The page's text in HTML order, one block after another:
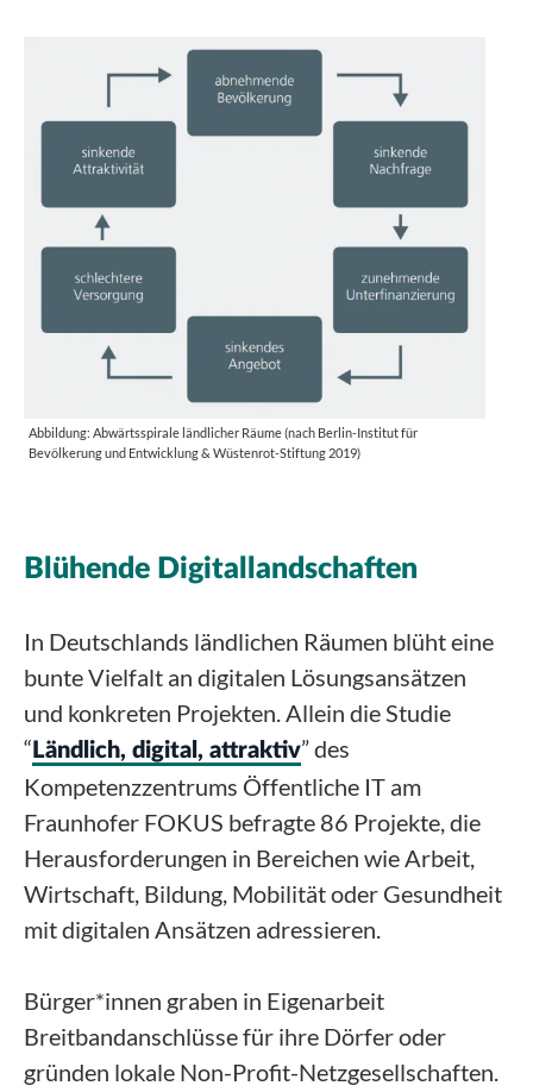
Abbildung: Abwärtsspirale ländlicher Räume (nach Berlin-Institut für
Bevölkerung und Entwicklung & Wüstenrot-Stiftung 2019)
Blühende Digitallandschaften
In Deutschlands ländlichen Räumen blüht eine
bunte Vielfalt an digitalen Lösungsansätzen
und konkreten Projekten. Allein die Studie
“ Ländlich, digital, attraktiv” des
Kompetenzzentrums Öffentliche IT am
Fraunhofer FOKUS befragte 86 Projekte, die
Herausforderungen in Bereichen wie Arbeit,
Wirtschaft, Bildung, Mobilität oder Gesundheit
mit digitalen Ansätzen adressieren.
Bürger*innen graben in Eigenarbeit
Breitbandanschlüsse für ihre Dörfer oder
gründen lokale Non-Profit-Netzgesellschaften.